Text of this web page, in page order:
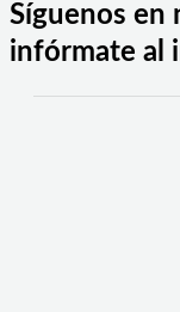
Síguenos en
infórmate al